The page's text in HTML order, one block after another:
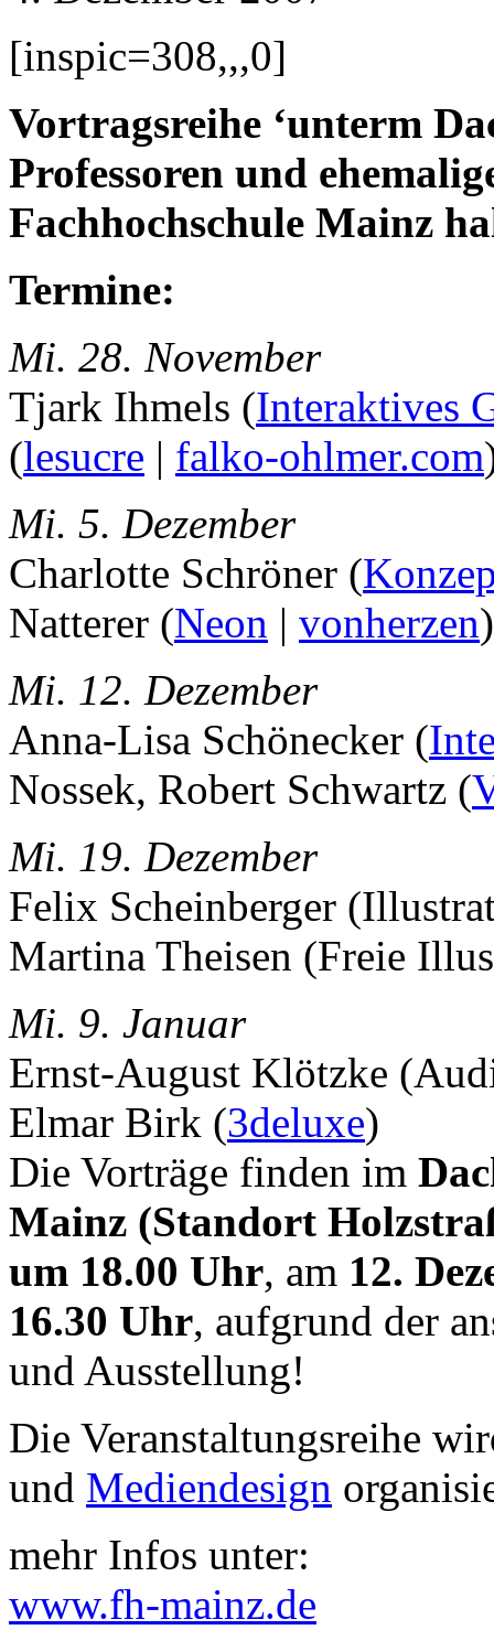
[inspic=308,,,0]
Vortragsreihe ‘unterm
Professoren und
Fachhochschule Mainz
Termine:
Mi. 28. November
Tjark Ihmels (Interaktives
(lesucre | falko-ohlmer.com
Mi. 5. Dezember
Charlotte Schröner (
Natterer (Neon | vonherzen)
Mi. 12. Dezember
Anna-Lisa Schönecker (
Nossek, Robert Schwartz (
Mi. 19. Dezember
Felix Scheinberger
Martina Theisen (Freie
Mi. 9. Januar
Ernst-August Klötzke
Elmar Birk (3deluxe)
Die Vorträge finden im
Mainz (Standort
um 18.00 Uhr, am 12.
16.30 Uhr, aufgrund der
und Ausstellung!
Die Veranstaltungsreihe
und Mediendesign
mehr Infos unter:
www.fh-mainz.de